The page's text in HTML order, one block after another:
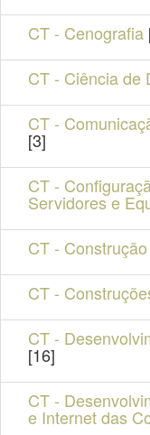
CT - Cenografia
CT - Ciência de
CT -
[3]
CT -
Servidores e
CT -
CT -
CT -
[16]
CT -
e Internet das